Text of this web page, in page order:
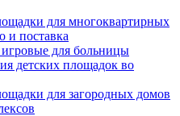
для многоквартирных
и поставка
для больницы
детских площадок во
для загородных домов